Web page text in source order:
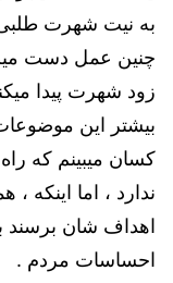
به نیت شهرت
چنین عمل دست
زود شهرت پیدا
بیشتر این
کسان میبینم که
ندارد ، اما اینکه ،
اهداف شان برسند
احساسات مردم .